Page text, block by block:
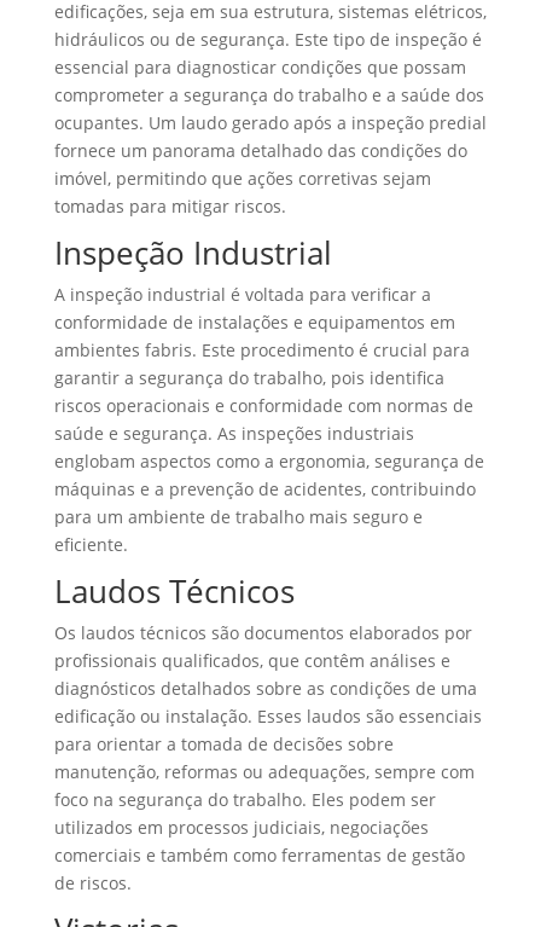
edificações, seja em sua estrutura, sistemas elétricos,
hidráulicos ou de segurança. Este tipo de inspeção é
essencial para diagnosticar condições que possam
comprometer a segurança do trabalho e a saúde dos
ocupantes. Um laudo gerado após a inspeção predial
fornece um panorama detalhado das condições do
imóvel, permitindo que ações corretivas sejam
tomadas para mitigar riscos.
Inspeção Industrial
A inspeção industrial é voltada para verificar a
conformidade de instalações e equipamentos em
ambientes fabris. Este procedimento é crucial para
garantir a segurança do trabalho, pois identifica
riscos operacionais e conformidade com normas de
saúde e segurança. As inspeções industriais
englobam aspectos como a ergonomia, segurança de
máquinas e a prevenção de acidentes, contribuindo
para um ambiente de trabalho mais seguro e
eficiente.
Laudos Técnicos
Os laudos técnicos são documentos elaborados por
profissionais qualificados, que contêm análises e
diagnósticos detalhados sobre as condições de uma
edificação ou instalação. Esses laudos são essenciais
para orientar a tomada de decisões sobre
manutenção, reformas ou adequações, sempre com
foco na segurança do trabalho. Eles podem ser
utilizados em processos judiciais, negociações
comerciais e também como ferramentas de gestão
de riscos.